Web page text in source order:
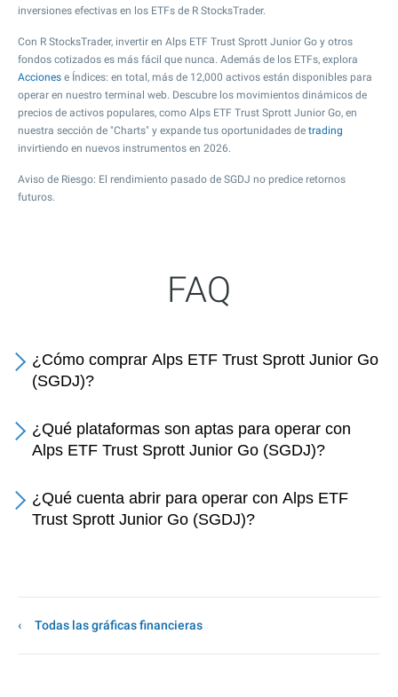
inversiones efectivas en los ETFs de R StocksTrader.
Con R StocksTrader, invertir en Alps ETF Trust Sprott Junior Go y otros
fondos cotizados es más fácil que nunca. Además de los ETFs, explora
Acciones e Índices: en total, más de 12,000 activos están disponibles para
operar en nuestro terminal web. Descubre los movimientos dinámicos de
precios de activos populares, como Alps ETF Trust Sprott Junior Go, en
nuestra sección de "Charts" y expande tus oportunidades de trading
invirtiendo en nuevos instrumentos en 2026.
Aviso de Riesgo: El rendimiento pasado de SGDJ no predice retornos
futuros.
FAQ
¿Cómo comprar Alps ETF Trust Sprott Junior Go
(SGDJ)?
¿Qué plataformas son aptas para operar con
Alps ETF Trust Sprott Junior Go (SGDJ)?
¿Qué cuenta abrir para operar con Alps ETF
Trust Sprott Junior Go (SGDJ)?
Todas las gráficas financieras